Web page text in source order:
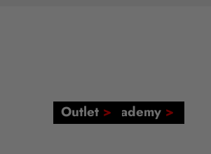
FormX Academy >
Outlet >